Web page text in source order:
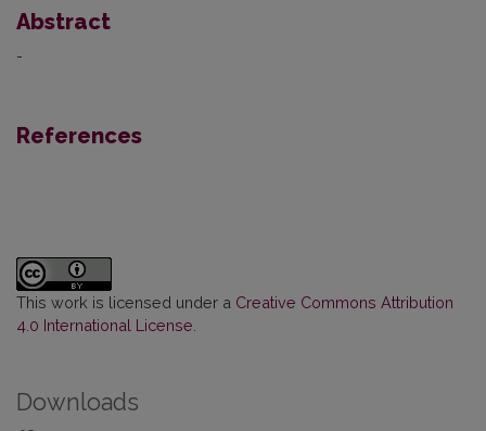
Abstract
-
References
This work is licensed under a Creative Commons Attribution
4.0 International License
Downloads